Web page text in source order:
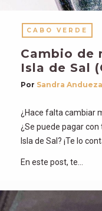
CABO VERDE
Cambio de
Isla de Sal
Por Sandra Andueza
¿Hace falta cambiar
¿Se puede pagar
Isla de Sal? ¡Te lo
En este post, te…